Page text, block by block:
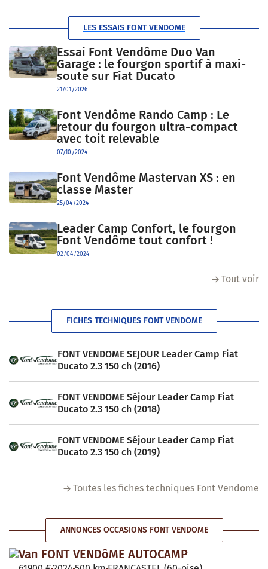
LES ESSAIS FONT VENDOME
Essai Font Vendôme Duo Van
Garage : le fourgon sportif à maxi-
soute sur Fiat Ducato
21/01/2026
Font Vendôme Rando Camp : Le
retour du fourgon ultra-compact
avec toit relevable
07/10/2024
Font Vendôme Mastervan XS : en
classe Master
25/04/2024
Leader Camp Confort, le fourgon
Font Vendôme tout confort !
02/04/2024
Tout voir
FICHES TECHNIQUES FONT VENDOME
FONT VENDOME SEJOUR Leader Camp Fiat
Ducato 2.3 150 ch (2016)
FONT VENDOME Séjour Leader Camp Fiat
Ducato 2.3 150 ch (2018)
FONT VENDOME Séjour Leader Camp Fiat
Ducato 2.3 150 ch (2019)
Toutes les fiches techniques Font Vendome
ANNONCES OCCASIONS FONT VENDOME
Van FONT VENDôME AUTOCAMP